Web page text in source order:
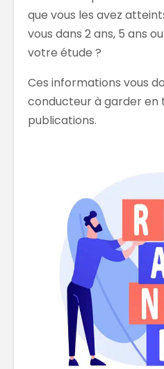
que vous les avez
vous dans 2 ans, 5 ans
votre étude ?
Ces informations vous
conducteur à garder en
publications.